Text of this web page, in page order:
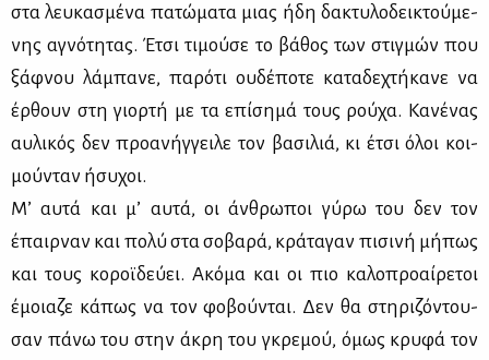
στα λευ­κα­σμέ­να πα­τώ­μα­τα μιας ήδη δα­κτυ­λο­δει­κτού­με­
νης αγνό­τη­τας. Έτσι τι­μού­σε το βά­θος των στιγ­μών που
ξάφ­νου λά­μπα­νε, πα­ρό­τι ου­δέ­πο­τε κα­τα­δε­χτή­κα­νε να
έρ­θουν στη γιορ­τή με τα επί­ση­μά τους ρού­χα. Κα­νέ­νας
αυ­λι­κός δεν προ­α­νήγ­γει­λε τον βα­σι­λιά, κι έτσι όλοι κοι­
μού­νταν ήσυ­χοι.
Μ’ αυ­τά και μ’ αυ­τά, οι άν­θρω­ποι γύ­ρω του δεν τον
έπαιρ­ναν και πο­λύ στα σο­βα­ρά, κρά­τα­γαν πι­σι­νή μή­πως
και τους κο­ροϊ­δεύ­ει. Ακό­μα και οι πιο κα­λο­προ­αί­ρε­τοι
έμοια­ζε κά­πως να τον φο­βού­νται. Δεν θα στη­ρι­ζό­ντου­
σαν πά­νω του στην άκρη του γκρε­μού, όμως κρυ­φά τον